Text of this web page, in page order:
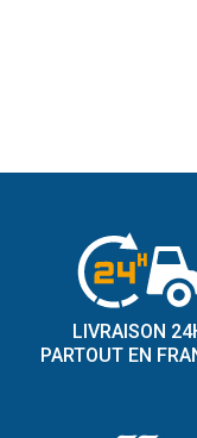
LIVRAISON
PARTOUT EN